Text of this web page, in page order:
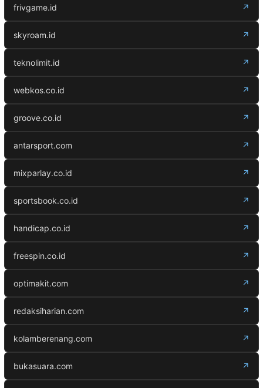
frivgame.id ↗
skyroam.id ↗
teknolimit.id ↗
webkos.co.id ↗
groove.co.id ↗
antarsport.com ↗
mixparlay.co.id ↗
sportsbook.co.id ↗
handicap.co.id ↗
freespin.co.id ↗
optimakit.com ↗
redaksiharian.com ↗
kolamberenang.com ↗
bukasuara.com ↗